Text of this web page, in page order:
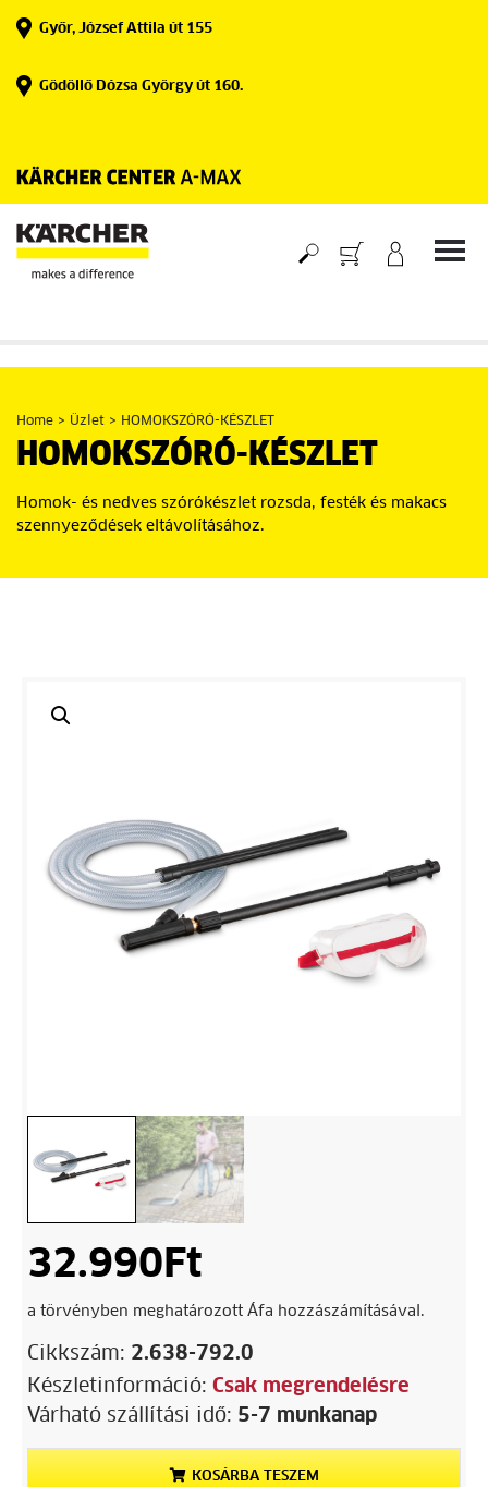
Győr, József Attila út 155
Gödöllő Dózsa György út 160.
Home > Üzlet > HOMOKSZÓRÓ-KÉSZLET
HOMOKSZÓRÓ-KÉSZLET
Homok- és nedves szórókészlet rozsda, festék és makacs
szennyeződések eltávolításához.
32.990 Ft
a törvényben meghatározott Áfa hozzászámításával.
Cikkszám: 2.638-792.0
Készletinformáció: Csak megrendelésre
Várható szállítási idő: 5-7 munkanap
KOSÁRBA TESZEM